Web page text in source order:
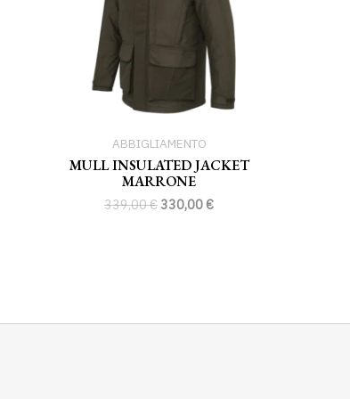
ABBIGLIAMENTO
MULL INSULATED JACKET
MARRONE
339,00€ 330,00 €